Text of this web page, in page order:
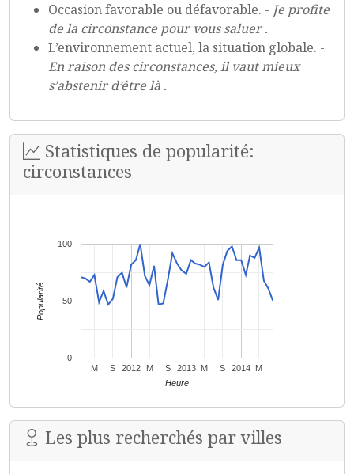
Occasion favorable ou défavorable. - Je profite
de la circonstance pour vous saluer .
L’environnement actuel, la situation globale. -
En raison des circonstances, il vaut mieux
s’abstenir d’être là .
Statistiques de popularité:
circonstances
2012 2013 2014
M S M S M S M
0
50
100
Heure
Popularité
Les plus recherchés par villes